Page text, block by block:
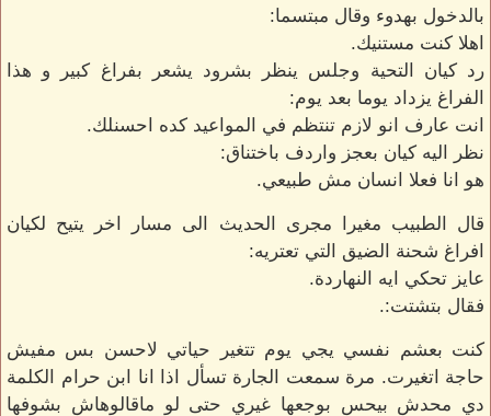
بالدخول بهدوء وقال مبتسما:
اهلا كنت مستنيك.
رد كيان التحية وجلس ينظر بشرود يشعر بفراغ كبير و هذا
الفراغ يزداد يوما بعد يوم:
انت عارف انو لازم تنتظم في المواعيد كده احسنلك.
نظر اليه كيان بعجز واردف باختناق:
هو انا فعلا انسان مش طبيعي.
قال الطبيب مغيرا مجرى الحديث الى مسار اخر يتيح لكيان
افراغ شحنة الضيق التي تعتريه:
عايز تحكي ايه النهاردة.
فقال بتشتت:.
كنت بعشم نفسي يجي يوم تتغير حياتي لاحسن بس مفيش
حاجة اتغيرت. مرة سمعت الجارة تسأل اذا انا ابن حرام الكلمة
دي محدش بيحس بوجعها غيري حتى لو ماقالوهاش بشوفها